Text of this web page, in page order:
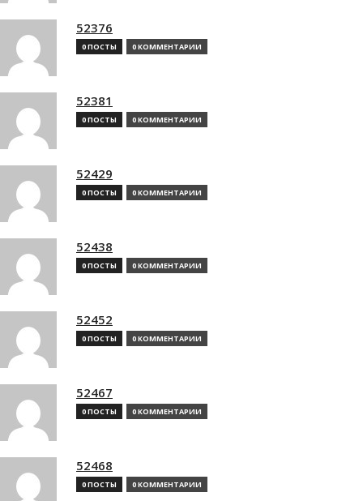
52376
0 ПОСТЫ 0 КОММЕНТАРИИ
52381
0 ПОСТЫ 0 КОММЕНТАРИИ
52429
0 ПОСТЫ 0 КОММЕНТАРИИ
52438
0 ПОСТЫ 0 КОММЕНТАРИИ
52452
0 ПОСТЫ 0 КОММЕНТАРИИ
52467
0 ПОСТЫ 0 КОММЕНТАРИИ
52468
0 ПОСТЫ 0 КОММЕНТАРИИ